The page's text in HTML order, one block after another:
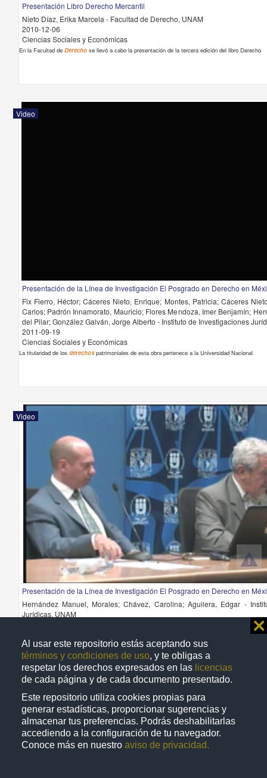
Al usar este repositorio estás aceptando sus
términos y condiciones de uso, y te obligas a
respetar los derechos expresados en las licencias
de cada página y de cada documento presentado.
Este repositorio utiliza cookies propias para
generar estadísticas, proporcionar sugerencias y
almacenar tus preferencias. Podrás deshabilitarlas
accediendo a la configuración de tu navegador.
Conoce más en nuestro aviso de privacidad.
⨯
Presentación Libro Derecho Mercantil
Nieto Díaz, Erika Marcela - Facultad de Derecho, UNAM
2010-12-06
Ciencias Sociales y Económicas
En la Facultad de Derechose llevó a cabo la presentación de la tercera edición del libro Derecho
Video
Presentación de la Línea de Investigación El Posgrado en Derecho en
Fix Fierro, Héctor; Cáceres Nieto, Enrique; Montes, Patricia; Cáceres
Carlos; Padrón Innamorato, Mauricio; Flores Mendoza, Imer Benjamín;
del Pilar; González Galván, Jorge Alberto - Instituto de Investigaciones
2011-09-19
Ciencias Sociales y Económicas
La titularidad de los derechospatrimoniales de esta obra pertenece a la Universidad Nacional
Video
Presentación de la Línea de Investigación El Posgrado en Derecho en
Hernández Manuel, Morales; Chávez, Carolina; Aguilera, Edgar -
Jurídicas, UNAM
La titularidad de losderechospatrimoniales de esta obra pertenece a la Universidad Nacional
Artículo